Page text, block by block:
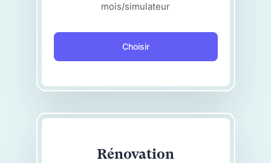
mois/simulateur
Choisir
Rénovation